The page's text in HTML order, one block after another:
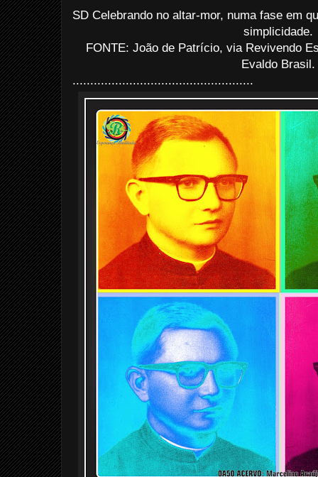
SD Celebrando no altar-mor, numa fase em
simplicidade.
FONTE: João de Patrício, via Revivendo
Evaldo
...................................................